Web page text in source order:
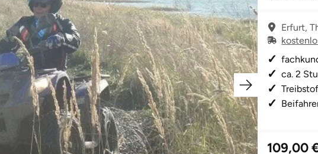
Erfurt,
ca. 2
109,00